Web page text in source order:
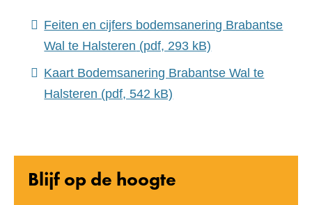
Feiten en cijfers bodemsanering Brabantse
Wal te Halsteren (pdf, 293 kB)
Kaart Bodemsanering Brabantse Wal te
Halsteren (pdf, 542 kB)
Blijf op de hoogte